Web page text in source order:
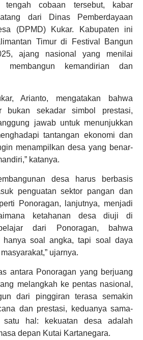
cobaan tersebut, kabar
dari Dinas Pemberdayaan
(DPMD) Kukar. Kabupaten ini
Timur di Festival Bangun
ajang nasional yang menilai
membangun kemandirian dan
Arianto, mengatakan bahwa
bukan sekadar simbol prestasi,
jawab untuk menunjukkan
tantangan ekonomi dan
menampilkan desa yang benar-
katanya.
desa harus berbasis
penguatan sektor pangan dan
Ponoragan, lanjutnya, menjadi
ketahanan desa diuji di
dari Ponoragan, bahwa
hanya soal angka, tapi soal daya
ujarnya.
antara Ponoragan yang berjuang
melangkah ke pentas nasional,
dari pinggiran terasa semakin
dan prestasi, keduanya sama-
satu hal: kekuatan desa adalah
depan Kutai Kartanegara.